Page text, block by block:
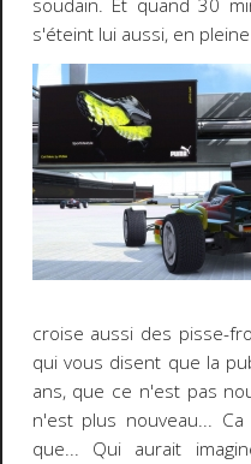
soudain. Et quand 30
s'éteint lui aussi, en
croise aussi des pisse-
qui vous disent que la
ans, que ce n'est pas
n'est plus nouveau...
que... Qui aurait